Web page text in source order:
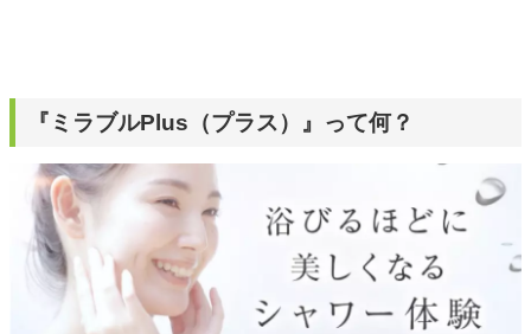
『ミラブルPlus（プラス）』って何？